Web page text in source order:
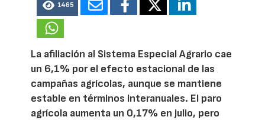
1465
La afiliación al Sistema Especial Agrario cae
un 6,1% por el efecto estacional de las
campañas agrícolas, aunque se mantiene
estable en términos interanuales. El paro
agrícola aumenta un 0,17% en julio, pero